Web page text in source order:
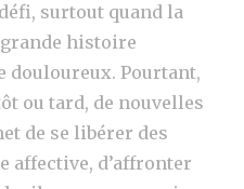
surtout quand la
histoire
douloureux. Pourtant,
ou tard, de nouvelles
de se libérer des
affective, d’affronter